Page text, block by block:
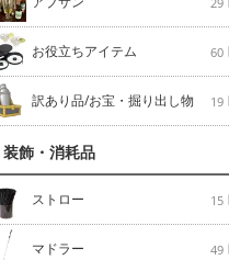
お役立ちアイテム 60
訳あり品/お宝・掘り出し物 19
装飾・消耗品
ストロー 15
マドラー 49